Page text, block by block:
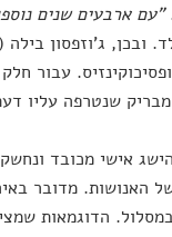
"עם ארבעים שנים
ובכן, ג'וזפסון
עבור
שנטרפה עליו
אישי מכובד
האנושות. מדובר
הדוגמאות